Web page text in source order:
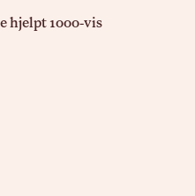
hjelpt 1000-vis